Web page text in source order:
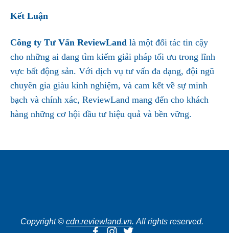
Kết Luận
Công ty Tư Vấn ReviewLand là một đối tác tin cậy
cho những ai đang tìm kiếm giải pháp tối ưu trong lĩnh
vực bất động sản. Với dịch vụ tư vấn đa dạng, đội ngũ
chuyên gia giàu kinh nghiệm, và cam kết về sự minh
bạch và chính xác, ReviewLand mang đến cho khách
hàng những cơ hội đầu tư hiệu quả và bền vững.
Copyright © cdn.reviewland.vn. All rights reserved.